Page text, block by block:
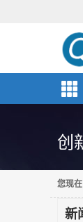
创
您现在
新